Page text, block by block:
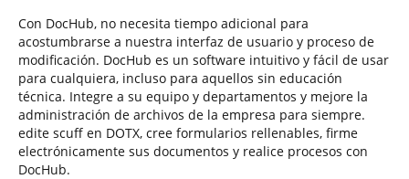
Con DocHub, no necesita tiempo adicional para
acostumbrarse a nuestra interfaz de usuario y proceso de
modificación. DocHub es un software intuitivo y fácil de usar
para cualquiera, incluso para aquellos sin educación
técnica. Integre a su equipo y departamentos y mejore la
administración de archivos de la empresa para siempre.
edite scuff en DOTX, cree formularios rellenables, firme
electrónicamente sus documentos y realice procesos con
DocHub.